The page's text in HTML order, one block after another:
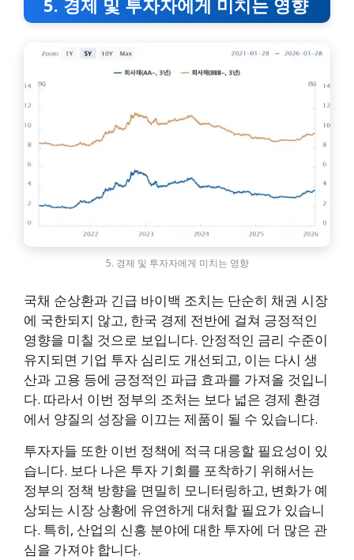
5. 경제 및 투자자에게 미치는 영향
5. 경제 및 투자자에게 미치는 영향
국채 순상환과 긴급 바이백 조치는 단순히 채권 시장
에 국한되지 않고, 한국 경제 전반에 걸쳐 긍정적인
영향을 미칠 것으로 보입니다. 안정적인 금리 수준이
유지되면 기업 투자 심리도 개선되고, 이는 다시 생
산과 고용 등에 긍정적인 파급 효과를 가져올 것입니
다. 따라서 이번 정부의 조처는 보다 넓은 경제 환경
에서 양질의 성장을 이끄는 제품이 될 수 있습니다.
투자자들 또한 이번 정책에 적극 대응할 필요성이 있
습니다. 보다 나은 투자 기회를 포착하기 위해서는
정부의 정책 방향을 면밀히 모니터링하고, 변화가 예
상되는 시장 상황에 유연하게 대처할 필요가 있습니
다. 특히, 산업의 신흥 분야에 대한 투자에 더 많은 관
심을 가져야 합니다.